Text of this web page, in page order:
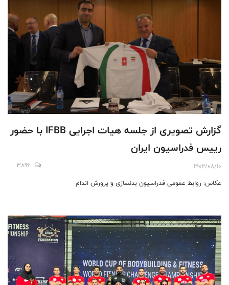
گزارش تصویری از جلسه هیات اجرایی IFBB با حضور
رییس فدراسیون ایران
1402/08/10
3896
عکاس: روابط عمومی فدراسیون بدنسازی و پرورش اندام